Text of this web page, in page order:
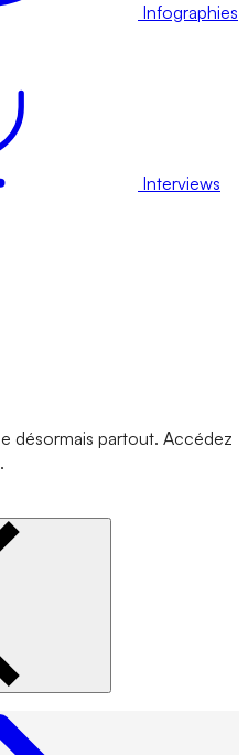
Infographies
Interviews
désormais partout. Accédez